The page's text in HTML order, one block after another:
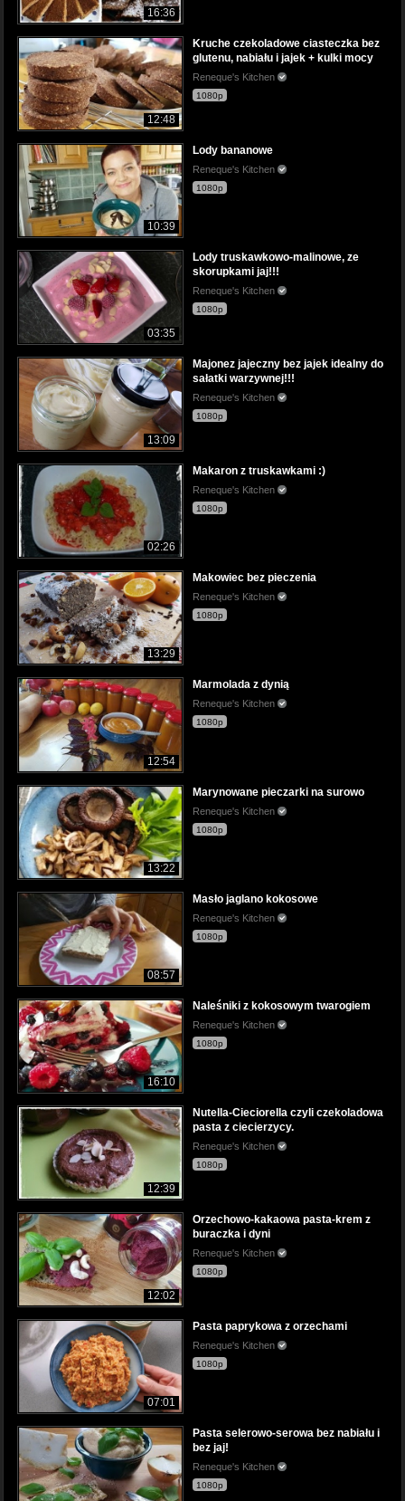
16:36
12:48
Kruche czekoladowe ciasteczka bez
glutenu, nabiału i jajek + kulki mocy
Reneque's Kitchen
1080p
10:39
Lody bananowe
Reneque's Kitchen
1080p
03:35
Lody truskawkowo-malinowe, ze
skorupkami jaj!!!
Reneque's Kitchen
1080p
13:09
Majonez jajeczny bez jajek idealny do
sałatki warzywnej!!!
Reneque's Kitchen
1080p
02:26
Makaron z truskawkami :)
Reneque's Kitchen
1080p
13:29
Makowiec bez pieczenia
Reneque's Kitchen
1080p
12:54
Marmolada z dynią
Reneque's Kitchen
1080p
13:22
Marynowane pieczarki na surowo
Reneque's Kitchen
1080p
08:57
Masło jaglano kokosowe
Reneque's Kitchen
1080p
16:10
Naleśniki z kokosowym twarogiem
Reneque's Kitchen
1080p
12:39
Nutella-Cieciorella czyli czekoladowa
pasta z ciecierzycy.
Reneque's Kitchen
1080p
12:02
Orzechowo-kakaowa pasta-krem z
buraczka i dyni
Reneque's Kitchen
1080p
07:01
Pasta paprykowa z orzechami
Reneque's Kitchen
1080p
Pasta selerowo-serowa bez nabiału i
bez jaj!
Reneque's Kitchen
1080p